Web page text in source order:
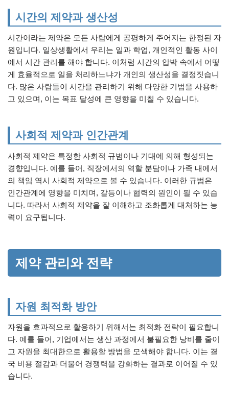
시간의 제약과 생산성
시간이라는 제약은 모든 사람에게 공평하게 주어지는 한정된 자
원입니다. 일상생활에서 우리는 일과 학업, 개인적인 활동 사이
에서 시간 관리를 해야 합니다. 이처럼 시간의 압박 속에서 어떻
게 효율적으로 일을 처리하느냐가 개인의 생산성을 결정짓습니
다. 많은 사람들이 시간을 관리하기 위해 다양한 기법을 사용하
고 있으며, 이는 목표 달성에 큰 영향을 미칠 수 있습니다.
사회적 제약과 인간관계
사회적 제약은 특정한 사회적 규범이나 기대에 의해 형성되는
경향입니다. 예를 들어, 직장에서의 역할 분담이나 가족 내에서
의 책임 역시 사회적 제약으로 볼 수 있습니다. 이러한 규범은
인간관계에 영향을 미치며, 갈등이나 협력의 원인이 될 수 있습
니다. 따라서 사회적 제약을 잘 이해하고 조화롭게 대처하는 능
력이 요구됩니다.
제약 관리와 전략
자원 최적화 방안
자원을 효과적으로 활용하기 위해서는 최적화 전략이 필요합니
다. 예를 들어, 기업에서는 생산 과정에서 불필요한 낭비를 줄이
고 자원을 최대한으로 활용할 방법을 모색해야 합니다. 이는 결
국 비용 절감과 더불어 경쟁력을 강화하는 결과로 이어질 수 있
습니다.